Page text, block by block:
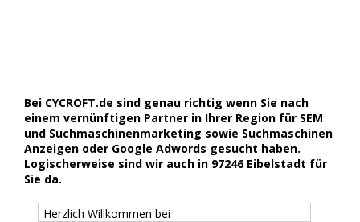
Bei CYCROFT.de sind genau richtig wenn Sie nach
einem vernünftigen Partner in Ihrer Region für SEM
und Suchmaschinenmarketing sowie Suchmaschinen
Anzeigen oder Google Adwords gesucht haben.
Logischerweise sind wir auch in 97246 Eibelstadt für
Sie da.
Herzlich Willkommen bei